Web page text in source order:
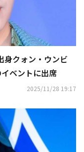
身クォン・ウンビ
ベントに出席
2025/11/28 19:17